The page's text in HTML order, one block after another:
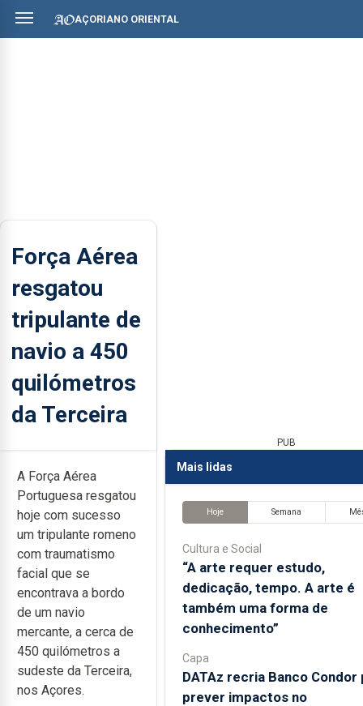
AÇORIANO ORIENTAL
Força Aérea
resgatou
tripulante de
navio a 450
quilómetros
da Terceira
A Força Aérea
Portuguesa resgatou
hoje com sucesso
um tripulante romeno
com traumatismo
facial que se
encontrava a bordo
de um navio
mercante, a cerca de
450 quilómetros a
sudeste da Terceira,
nos Açores.
PUB
Mais lidas
Hoje Semana
Cultura e Social
“A arte requer estudo,
dedicação, tempo. A arte é
também uma forma de
conhecimento”
Capa
DATAz recria Banco Condor
prever impactos no